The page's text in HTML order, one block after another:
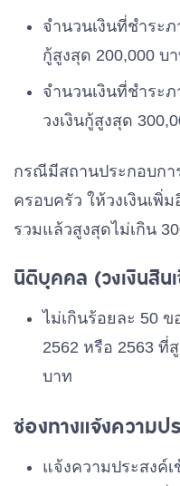
จำนวนเงินที่ชำระภ
กู้สูงสุด 200,000 บ
จำนวนเงินที่ชำระ
วงเงินกู้สูงสุด
กรณีมีสถานประกอบกา
ครอบครัว ให้วงเงินเพิ่
รวมแล้วสูงสุดไม่เกิน
นิติบุคคล (วงเงินสิ
ไม่เกินร้อยละ 50 ข
2562 หรือ 2563 ที่
บาท
ช่องทางแจ้งความป
แจ้งความประสงค์